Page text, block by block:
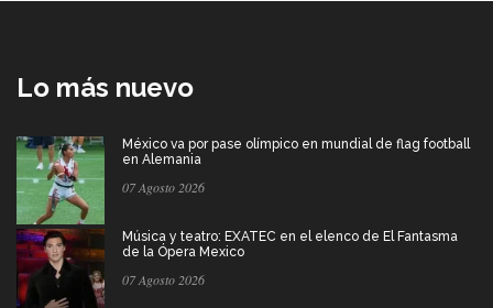
Lo más nuevo
México va por pase olímpico en mundial de flag football
en Alemania
07 Agosto 2026
Música y teatro: EXATEC en el elenco de El Fantasma
de la Ópera Mexico
07 Agosto 2026